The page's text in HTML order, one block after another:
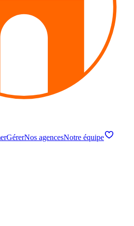
GérerNos agencesNotre équipe